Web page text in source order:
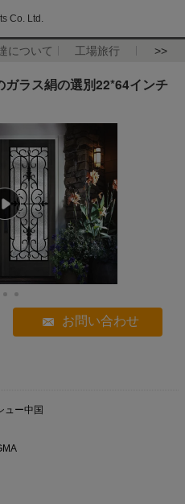
Co. Ltd.
について 工場旅行 >>
ラス絹の選別22*64インチ
お問い合わせ
ュー中国